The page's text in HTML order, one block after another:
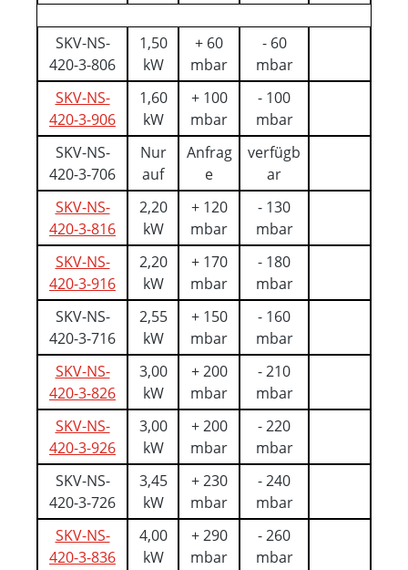
SKV-NS-
420-3-806
1,50
kW
+ 60
mbar
- 60
mbar
SKV-NS-
420-3-906
1,60
kW
+ 100
mbar
- 100
mbar
SKV-NS-
420-3-706
Nur
auf
Anfrag
e
verfügb
ar
SKV-NS-
420-3-816
2,20
kW
+ 120
mbar
- 130
mbar
SKV-NS-
420-3-916
2,20
kW
+ 170
mbar
- 180
mbar
SKV-NS-
420-3-716
2,55
kW
+ 150
mbar
- 160
mbar
SKV-NS-
420-3-826
3,00
kW
+ 200
mbar
- 210
mbar
SKV-NS-
420-3-926
3,00
kW
+ 200
mbar
- 220
mbar
SKV-NS-
420-3-726
3,45
kW
+ 230
mbar
- 240
mbar
SKV-NS-
420-3-836
4,00
kW
+ 290
mbar
- 260
mbar